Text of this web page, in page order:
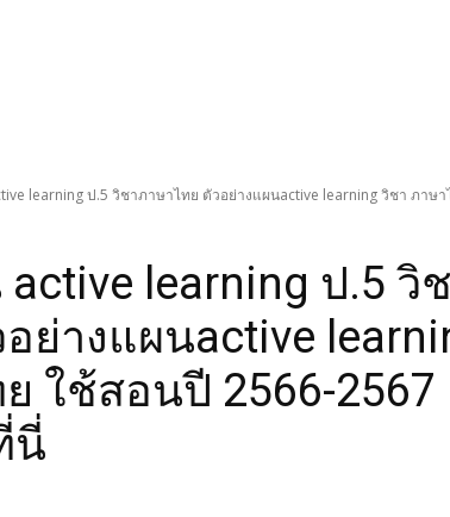
learning ป.5 วิชาภาษาไทย ตัวอย่างแผนactive learning วิชา ภาษ
learning ป.5 วิ
ย่างแผนactive
ใช้สอนปี 2566-2567
นี่